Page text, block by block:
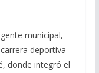
municipal,
deportiva
donde integró el